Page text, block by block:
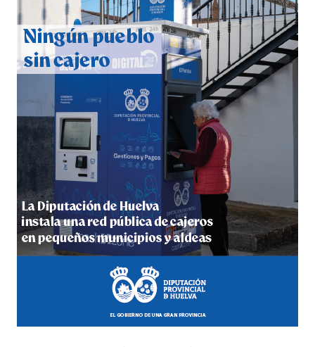
CUARTA CORRIDA DE LAS FIESTAS COLOMBINAS
2026
hace 6 días·Huelvatv
4º DÍA DE LAS FIESTAS COLOMBINAS 2026
hace 6 días·Huelvatv